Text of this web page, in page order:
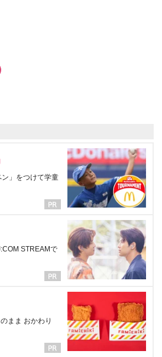
」をつけて学童
STREAMで
まま おかわり